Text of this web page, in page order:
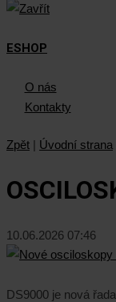
ESHOP
O nás
Kontakty
Zpět | Úvodní strana
10.06.2026 07:46
DS9000 je nová